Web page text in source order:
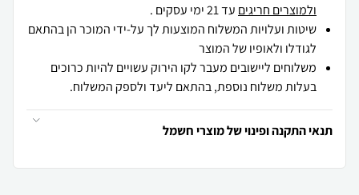
ולמוצרים חריגים עד 21 ימי עסקים .
שיטות ועלויות המשלוח המוצעות לך על-ידי המוכר הן בהתאם
לגודלו ולאופיו של המוצר
משלוחים ליישובים מעבר לקו הירוק עשויים להיות כרוכים
בעלות משלוח נוספת, בהתאם ליעד ולספק המשלוח.
תנאי התקנה ופינוי של מוצרי חשמל